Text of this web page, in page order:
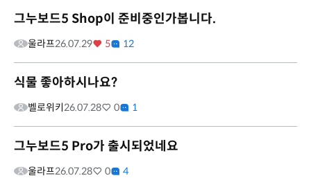
그누보드5 Shop이 준비중인가봅니다.
울라프26.07.29 5 12
식물 좋아하시나요?
벨로위키26.07.28 0 1
그누보드5 Pro가 출시되었네요
울라프26.07.28 0 4